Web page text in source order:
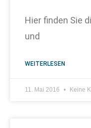
Hier finden Sie
und
WEITERLESEN
11. Mai 2016 Keine